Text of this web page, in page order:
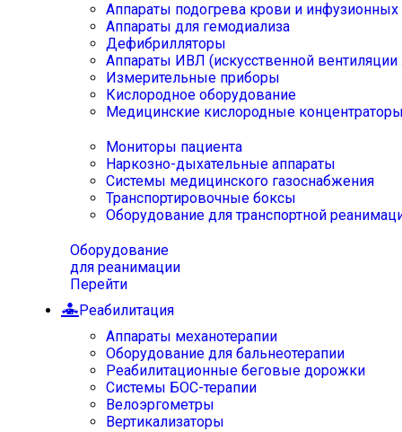
Аппараты подогрева крови и инфузионных
Аппараты для гемодиализа
Дефибрилляторы
Аппараты ИВЛ (искусственной вентиляции
Измерительные приборы
Кислородное оборудование
Медицинские кислородные
Мониторы пациента
Наркозно-дыхательные аппараты
Системы медицинского газоснабжения
Транспортировочные боксы
Оборудование для транспортной
Оборудование
для реанимации
Перейти
Реабилитация
Аппараты механотерапии
Оборудование для бальнеотерапии
Реабилитационные беговые дорожки
Системы БОС-терапии
Велоэргометры
Вертикализаторы